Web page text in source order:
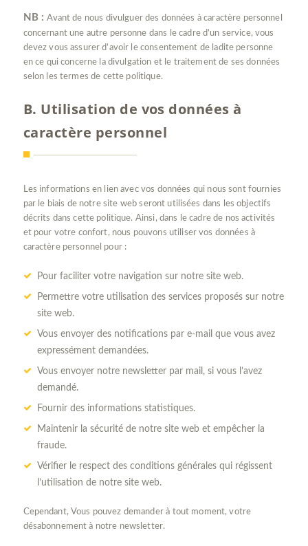
NB :Avant de nous divulguer des données à caractère personnel
concernant une autre personne dans le cadre d’un service, vous
devez vous assurer d’avoir le consentement de ladite personne
en ce qui concerne la divulgation et le traitement de ses données
selon les termes de cette politique.
B. Utilisation de vos données à
caractère personnel
Les informations en lien avec vos données qui nous sont fournies
par le biais de notre site web seront utilisées dans les objectifs
décrits dans cette politique. Ainsi, dans le cadre de nos activités
et pour votre confort, nous pouvons utiliser vos données à
caractère personnel pour :
Pour faciliter votre navigation sur notre site web.
Permettre votre utilisation des services proposés sur notre
site web.
Vous envoyer des notifications par e-mail que vous avez
expressément demandées.
Vous envoyer notre newsletter par mail, si vous l’avez
demandé.
Fournir des informations statistiques.
Maintenir la sécurité de notre site web et empêcher la
fraude.
Vérifier le respect des conditions générales qui régissent
l’utilisation de notre site web.
Cependant, Vous pouvez demander à tout moment, votre
désabonnement à notre newsletter.